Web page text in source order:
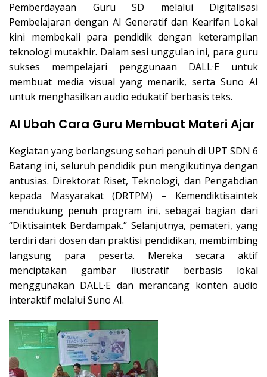
Pemberdayaan Guru SD melalui Digitalisasi
Pembelajaran dengan AI Generatif dan Kearifan Lokal
kini membekali para pendidik dengan keterampilan
teknologi mutakhir. Dalam sesi unggulan ini, para guru
sukses mempelajari penggunaan DALL·E untuk
membuat media visual yang menarik, serta Suno AI
untuk menghasilkan audio edukatif berbasis teks.
AI Ubah Cara Guru Membuat Materi Ajar
Kegiatan yang berlangsung sehari penuh di UPT SDN 6
Batang ini, seluruh pendidik pun mengikutinya dengan
antusias. Direktorat Riset, Teknologi, dan Pengabdian
kepada Masyarakat (DRTPM) – Kemendiktisaintek
mendukung penuh program ini, sebagai bagian dari
“Diktisaintek Berdampak.” Selanjutnya, pemateri, yang
terdiri dari dosen dan praktisi pendidikan, membimbing
langsung para peserta. Mereka secara aktif
menciptakan gambar ilustratif berbasis lokal
menggunakan DALL·E dan merancang konten audio
interaktif melalui Suno AI.